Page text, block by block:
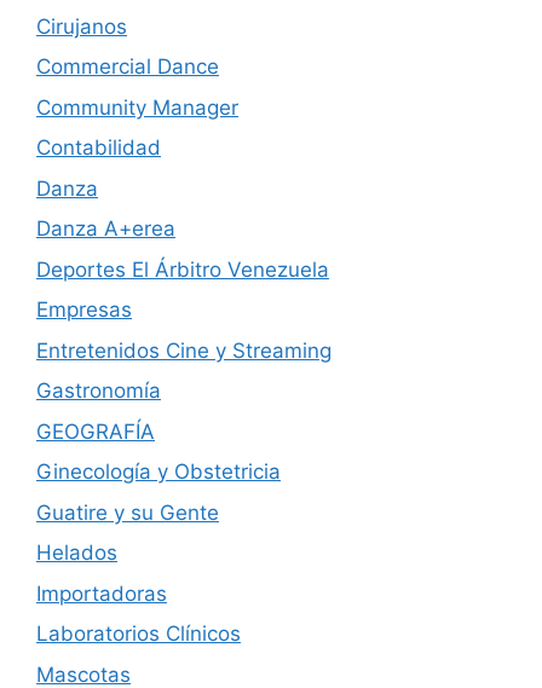
Cirujanos
Commercial Dance
Community Manager
Contabilidad
Danza
Danza A+erea
Deportes El Árbitro Venezuela
Empresas
Entretenidos Cine y Streaming
Gastronomía
GEOGRAFÍA
Ginecología y Obstetricia
Guatire y su Gente
Helados
Importadoras
Laboratorios Clínicos
Mascotas